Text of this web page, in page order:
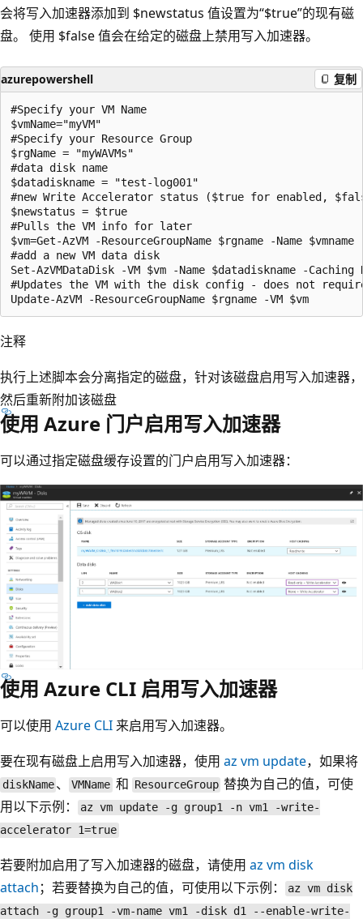
会将写入加速器添加到 $newstatus 值设置为“$true”的现有磁
盘。 使用 $false 值会在给定的磁盘上禁用写入加速器。
azurepowershell 复制
#Specify your VM Name
$vmName="myVM"
#Specify your Resource Group
$rgName = "myWAVMs"
#data disk name
$datadiskname = "test-log001"
#new Write Accelerator status ($true for enabled,
$newstatus = $true
#Pulls the VM info for later
$vm=Get-AzVM -ResourceGroupName $rgname -Name $vmname
#add a new VM data disk
Set-AzVMDataDisk -VM $vm -Name $datadiskname -
#Updates the VM with the disk config - does not
注释
执行上述脚本会分离指定的磁盘，针对该磁盘启用写入加速器，
然后重新附加该磁盘
使用 Azure 门户启用写入加速器
可以通过指定磁盘缓存设置的门户启用写入加速器：
使用 Azure CLI 启用写入加速器
可以使用 Azure CLI 来启用写入加速器。
要在现有磁盘上启用写入加速器，使用 az vm update，如果将
diskName 、 VMName 和 ResourceGroup 替换为自己的值，可使
用以下示例：
az vm update -g group1 -n vm1 -write-
accelerator 1=true
若要附加启用了写入加速器的磁盘，请使用 az vm disk
attach；若要替换为自己的值，可使用以下示例：
az vm disk
attach -g group1 -vm-name vm1 -disk d1 --enable-write-